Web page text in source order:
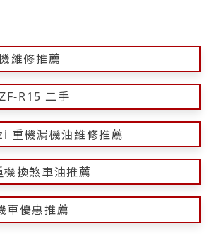
維修推薦
R15 二手
重機漏機油維修推薦
換煞車油推薦
車優惠推薦